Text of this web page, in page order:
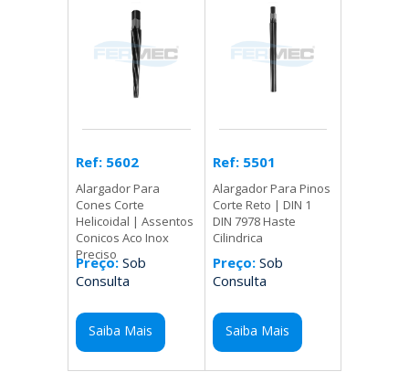
Ref: 5602
Alargador Para
Cones Corte
Helicoidal | Assentos
Conicos Aco Inox
Preciso
Preço: Sob
Consulta
Saiba Mais
Ref: 5501
Alargador Para Pinos
Corte Reto | DIN 1
DIN 7978 Haste
Cilindrica
Preço:Sob
Consulta
Saiba Mais